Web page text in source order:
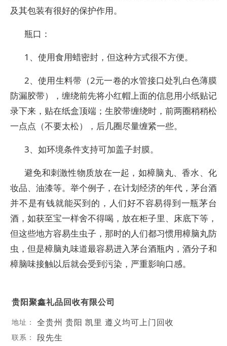
及其包装有很好的保护作用。
瓶口：
1、使用食用蜡密封，但这种方式很不方便。
2、使用生料带（2元一卷的水管接口处乳白色薄膜
防漏胶带），缠绕前先将小红帽上面的信息用小纸贴记
录下来，贴在纸盒顶端；生胶带缠绕时，前两圈稍稍松
一点点（不要太松），后几圈尽量缠紧一些。
3、如环境条件支持可加盖子封膜。
避免和刺激性物质放在一起，如樟脑丸、香水、化
妆品、油漆等。举个例子，在计划经济的年代，茅台酒
并不是有钱就能买到的，人们好不容易得到一瓶茅台
酒，如获至宝一样舍不得喝，放在柜子里、床底下等，
但这些地方容易生虫子，那时的人们都习惯用樟脑丸防
虫，但是樟脑丸味道最容易进入茅台酒瓶内，酒分子和
樟脑味接触以后就会受到污染，严重影响口感。
贵阳聚鑫礼品回收有限公司
地址： 全贵州 贵阳 凯里 遵义均可上门回收
联系： 段先生